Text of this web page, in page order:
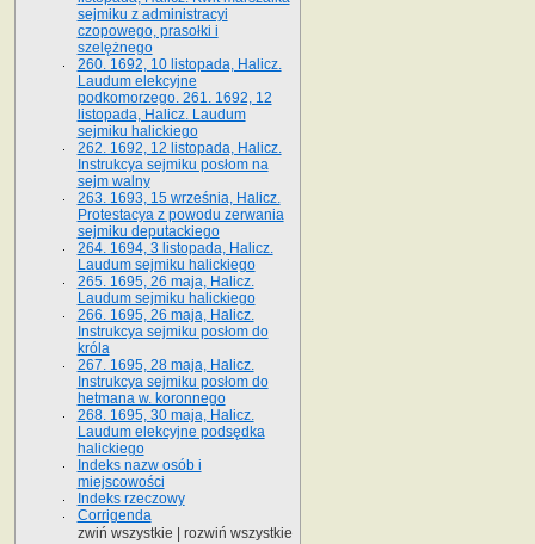
sejmiku z administracyi
czopowego, prasołki i
szelężnego
260. 1692, 10 listopada, Halicz.
Laudum elekcyjne
podkomorzego. 261. 1692, 12
listopada, Halicz. Laudum
sejmiku halickiego
262. 1692, 12 listopada, Halicz.
Instrukcya sejmiku posłom na
sejm walny
263. 1693, 15 września, Halicz.
Protestacya z powodu zerwania
sejmiku deputackiego
264. 1694, 3 listopada, Halicz.
Laudum sejmiku halickiego
265. 1695, 26 maja, Halicz.
Laudum sejmiku halickiego
266. 1695, 26 maja, Halicz.
Instrukcya sejmiku posłom do
króla
267. 1695, 28 maja, Halicz.
Instrukcya sejmiku posłom do
hetmana w. koronnego
268. 1695, 30 maja, Halicz.
Laudum elekcyjne podsędka
halickiego
Indeks nazw osób i
miejscowości
Indeks rzeczowy
Corrigenda
zwiń wszystkie
rozwiń wszystkie